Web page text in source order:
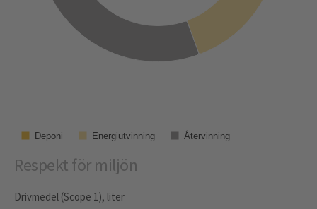
Deponi Energiutvinning Återvinning
Respekt för miljön
Drivmedel (Scope 1), liter